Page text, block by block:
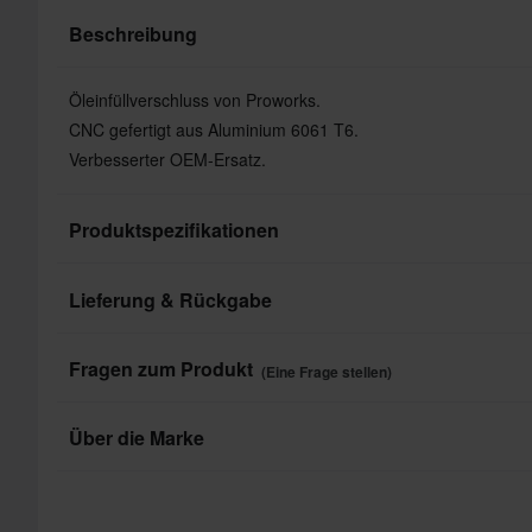
Beschreibung
Öleinfüllverschluss von Proworks.
CNC gefertigt aus Aluminium 6061 T6.
Verbesserter OEM-Ersatz.
Produktspezifikationen
Marke
Lieferung & Rückgabe
Dieses Produkt ist innerhalb folgender Fristen versandfertig:
voraussichtliche Lieferzeit für die gesamte Bestellung.
Fragen zum Produkt (Eine Frage stellen)
Eine Frage stellen
Über die Marke